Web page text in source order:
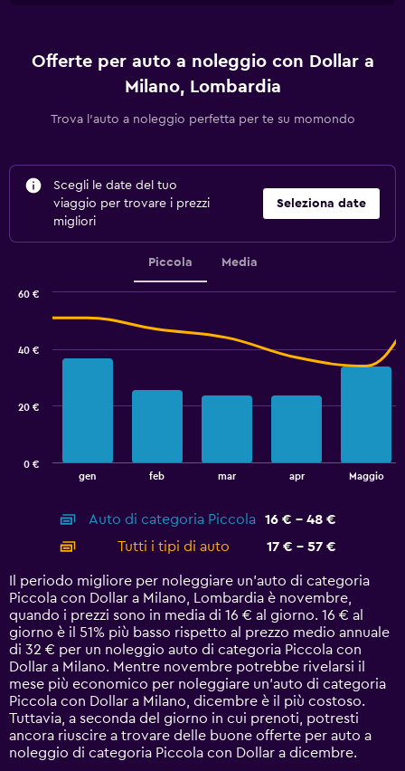
Offerte per auto a noleggio con Dollar a
Milano, Lombardia
Trova l'auto a noleggio perfetta per te su momondo
Scegli le date del tuo
viaggio per trovare i prezzi
migliori
Seleziona date
Piccola Media
displaying
categories.
14
categories.
The
chart
has
1
Y
axis
displaying
values.
Range:
0
gen feb mar apr Maggio
0 €
20 €
40 €
60 €
End
Auto di categoria Piccola
16 € - 48 €
Tutti i tipi di auto
17 € - 57 €
Il periodo migliore per noleggiare un'auto di categoria
Piccola con Dollar a Milano, Lombardia è novembre,
quando i prezzi sono in media di 16 € al giorno. 16 € al
giorno è il 51% più basso rispetto al prezzo medio annuale
di 32 € per un noleggio auto di categoria Piccola con
Dollar a Milano. Mentre novembre potrebbe rivelarsi il
mese più economico per noleggiare un'auto di categoria
Piccola con Dollar a Milano, dicembre è il più costoso.
Tuttavia, a seconda del giorno in cui prenoti, potresti
ancora riuscire a trovare delle buone offerte per auto a
noleggio di categoria Piccola con Dollar a dicembre.